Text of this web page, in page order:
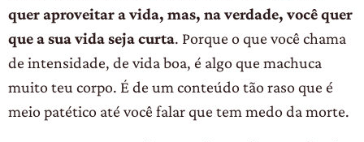
quer aproveitar a vida, mas, na verdade, você quer
que a sua vida seja curta. Porque o que você chama
de intensidade, de vida boa, é algo que machuca
muito teu corpo. É de um conteúdo tão raso que é
meio patético até você falar que tem medo da morte.